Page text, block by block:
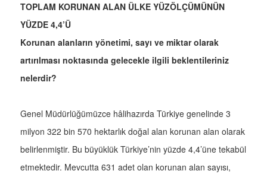
TOPLAM KORUNAN ALAN ÜLKE YÜZÖLÇÜMÜNÜN
YÜZDE 4,4’Ü
Korunan alanların yönetimi, sayı ve miktar olarak
artırılması noktasında gelecekle ilgili beklentileriniz
nelerdir?
Genel Müdürlüğümüzce hâlihazırda Türkiye genelinde 3
milyon 322 bin 570 hektarlık doğal alan korunan alan olarak
belirlenmiştir. Bu büyüklük Türkiye’nin yüzde 4,4’üne tekabül
etmektedir. Mevcutta 631 adet olan korunan alan sayısı,